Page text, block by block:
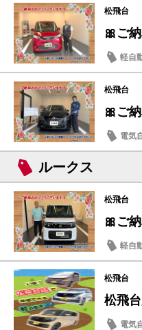
松飛台
🎀ご
軽自
松飛台
🎀ご
電気
ルークス
松飛台
🎀ご
軽自
松飛台
松飛
電気